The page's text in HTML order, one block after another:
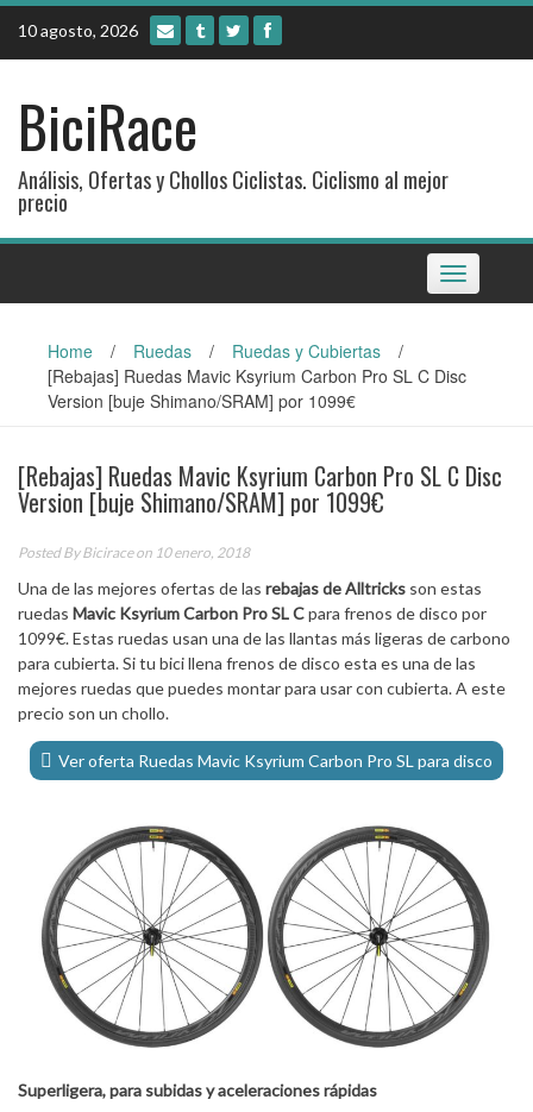
Skip
content
10 agosto, 2026
BiciRace
Análisis, Ofertas y Chollos Ciclistas. Ciclismo al mejor
precio
Toggle
navigation
Home / Ruedas / Ruedas y Cubiertas
/
[Rebajas] Ruedas Mavic Ksyrium Carbon Pro SL C Disc
Version [buje Shimano/SRAM] por 1099€
[Rebajas] Ruedas Mavic Ksyrium Carbon Pro SL C Disc
Version [buje Shimano/SRAM] por 1099€
Posted ByBiciraceon 10 enero, 2018
Una de las mejores ofertas de las rebajas de Alltricks son estas
ruedas Mavic Ksyrium Carbon Pro SL Cpara frenos de disco por
1099€. Estas ruedas usan una de las llantas más ligeras de carbono
para cubierta. Si tu bici llena frenos de disco esta es una de las
mejores ruedas que puedes montar para usar con cubierta. A este
precio son un chollo.
Ver oferta Ruedas Mavic Ksyrium Carbon Pro SL para disco
Superligera, para subidas y aceleraciones rápidas